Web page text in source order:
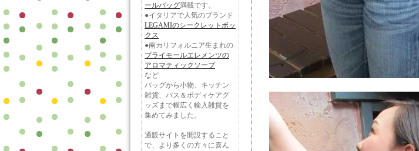
ールバッグ満載です。
●イタリアで人気のブランド
LEGAMIのシークレットボッ
クス
●南カリフォルニア生まれの
プライモールエレメンツの
アロマティックソープ
など
バッグから小物、キッチン
雑貨、バス＆ボディケアグ
ッズまで幅広く輸入雑貨を
集めてみました。
通販サイトを開設すること
で、より多くの方々に喜ん